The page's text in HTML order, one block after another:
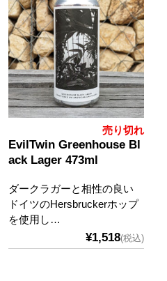
売り切れ
EvilTwin Greenhouse Bl
ack Lager 473ml
ダークラガーと相性の良い
ドイツのHersbruckerホップ
を使用し…
¥1,518(税込)